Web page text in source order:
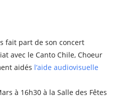
fait part de son concert
avec le Canto Chile, Choeur
aidés l’aide audiovisuelle
à 16h30 à la Salle des Fêtes